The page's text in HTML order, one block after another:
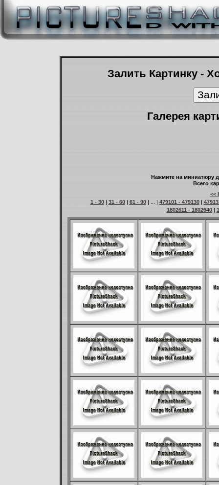
Залить Картинку -
Галерея
Нажмите на миниатюру
Всего
<<
1 - 30| 31 - 60| 61 - 90| ... | 479101 - 479130|
1802611 - 1802640|